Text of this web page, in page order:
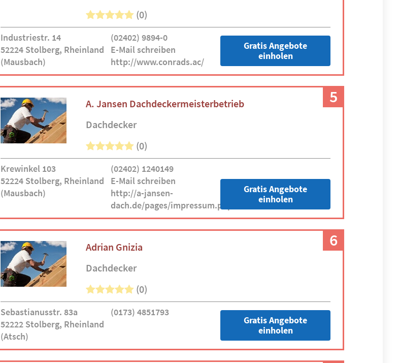
(0)
Industriestr. 14
52224 Stolberg, Rheinland
(Mausbach)
(02402) 9894-0
E-Mail schreiben
http://www.conrads.ac/
Gratis Angebote
einholen
5
A. Jansen Dachdeckermeisterbetrieb
Dachdecker
(0)
Krewinkel 103
52224 Stolberg, Rheinland
(Mausbach)
(02402) 1240149
E-Mail schreiben
http://a-jansen-
dach.de/pages/impressum.php
Gratis Angebote
einholen
6
Adrian Gnizia
Dachdecker
(0)
Sebastianusstr. 83a
52222 Stolberg, Rheinland
(Atsch)
(0173) 4851793
Gratis Angebote
einholen